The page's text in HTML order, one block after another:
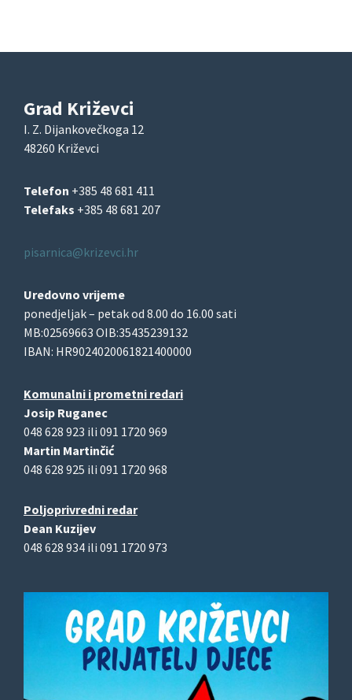
Grad Križevci
I. Z. Dijankovečkoga 12
48260 Križevci
Telefon +385 48 681 411
Telefaks +385 48 681 207
pisarnica@krizevci.hr
Uredovno vrijeme
ponedjeljak – petak od 8.00 do 16.00 sati
MB:02569663 OIB:35435239132
IBAN: HR9024020061821400000
Komunalni i prometni redari
Josip Ruganec
048 628 923 ili 091 1720 969
Martin Martinčić
048 628 925 ili 091 1720 968
Poljoprivredni redar
Dean Kuzijev
048 628 934 ili 091 1720 973